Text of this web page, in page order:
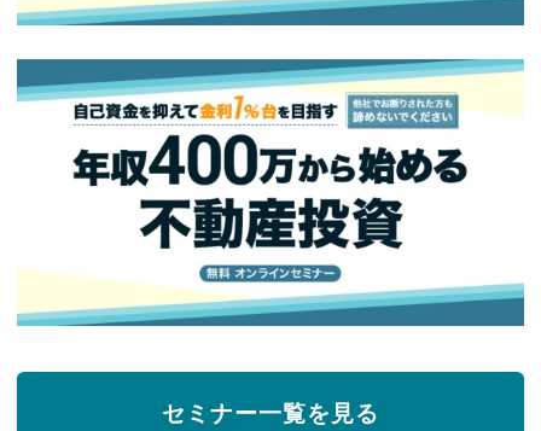
セミナー一覧を見る